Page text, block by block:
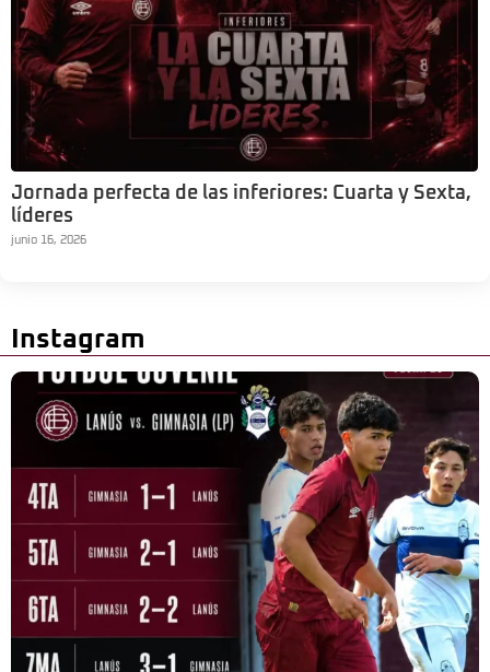
Jornada perfecta de las inferiores: Cuarta y Sexta,
líderes
junio 16, 2026
Instagram